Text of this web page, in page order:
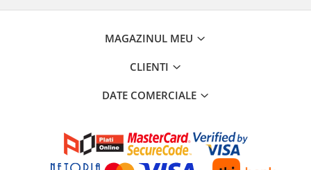
MAGAZINUL MEU
CLIENTI
DATE COMERCIALE